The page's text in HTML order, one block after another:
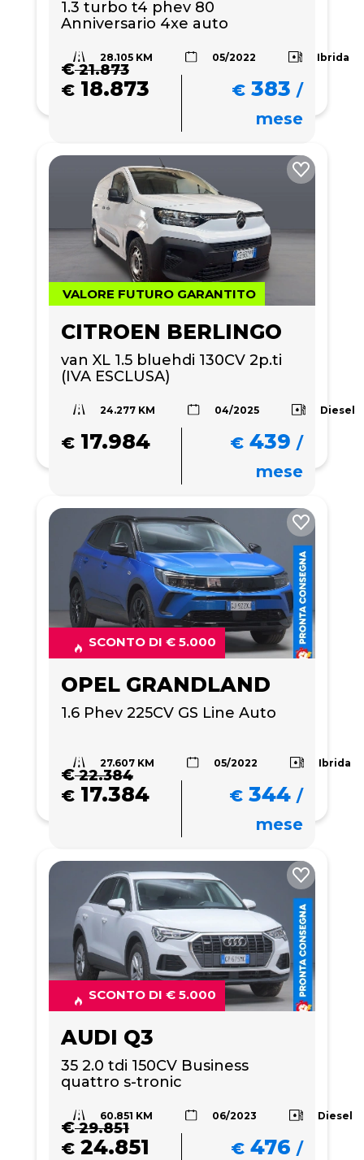
1.3 turbo t4 phev 80
Anniversario 4xe auto
28.105 KM 05/2022 Ibrida
€21.873
€ 18.873 € 383 /
mese
VALORE FUTURO GARANTITO
CITROEN BERLINGO
van XL 1.5 bluehdi 130CV 2p.ti
(IVA ESCLUSA)
24.277 KM 04/2025 Diesel
€ 17.984 € 439 /
mese
SCONTO DI € 5.000
OPEL GRANDLAND
1.6 Phev 225CV GS Line Auto
27.607 KM 05/2022 Ibrida
€22.384
€ 17.384 € 344 /
mese
SCONTO DI € 5.000
AUDI Q3
35 2.0 tdi 150CV Business
quattro s-tronic
60.851 KM 06/2023 Diesel
€29.851
€ 24.851 € 476 /